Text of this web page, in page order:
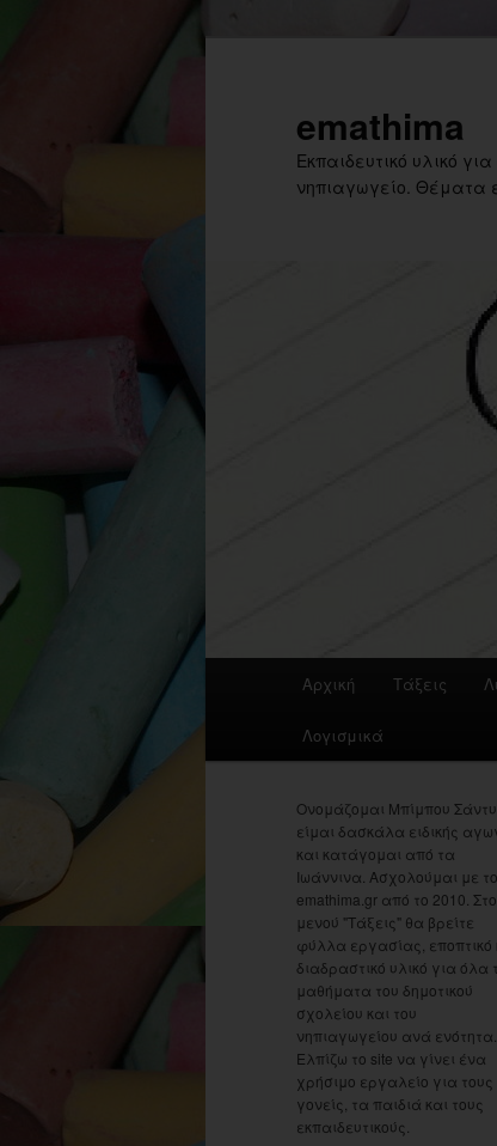
emathima
Εκπαιδευτικό υλικό
νηπιαγωγείο. Θέματα
Αρχική Τάξεις
Λογισμικά
Ονομάζομαι Μπίμπου
είμαι δασκάλα ειδικής
και κατάγομαι από τα
Ιωάννινα. Ασχολούμαι με το
emathima.gr από το 2010. Στο
μενού "Τάξεις" θα βρείτε
φύλλα εργασίας, εποπτικό
διαδραστικό υλικό για όλα
μαθήματα του δημοτικού
σχολείου και του
νηπιαγωγείου ανά ενότητα.
Ελπίζω το site να γίνει ένα
χρήσιμο εργαλείο για τους
γονείς, τα παιδιά και τους
εκπαιδευτικούς.